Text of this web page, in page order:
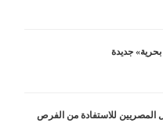
جديدة
المصريين للاستفادة من الفرص